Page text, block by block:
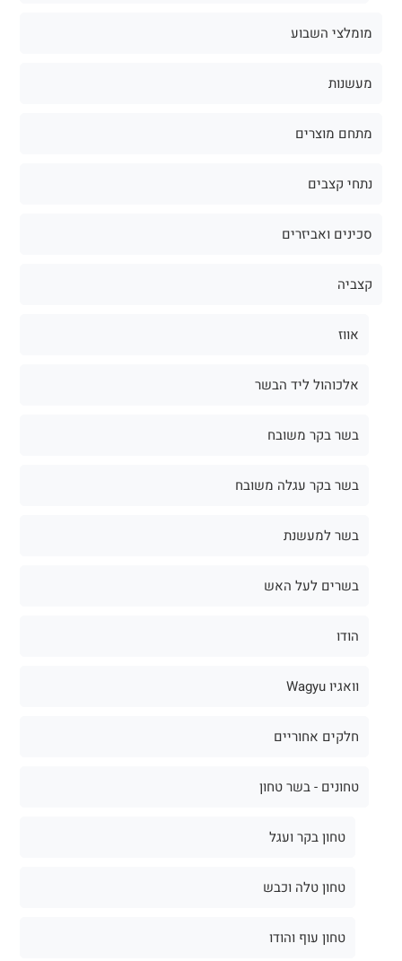
מומלצי השבוע
מעשנות
מתחם מוצרים
נתחי קצבים
סכינים ואביזרים
קצביה
אווז
אלכוהול ליד הבשר
בשר בקר משובח
בשר בקר עגלה משובח
בשר למעשנת
בשרים לעל האש
הודו
וואגיו Wagyu
חלקים אחוריים
טחונים - בשר טחון
טחון בקר ועגל
טחון טלה וכבש
טחון עוף והודו